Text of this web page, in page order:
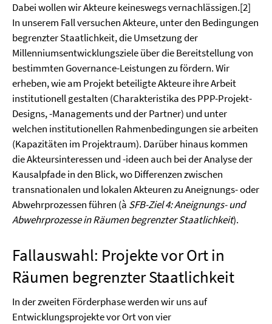
Dabei wollen wir Akteure keineswegs vernachlässigen.[2]
In unserem Fall versuchen Akteure, unter den Bedingungen
begrenzter Staatlichkeit, die Umsetzung der
Millenniumsentwicklungsziele über die Bereitstellung von
bestimmten Governance-Leistungen zu fördern. Wir
erheben, wie am Projekt beteiligte Akteure ihre Arbeit
institutionell gestalten (Charakteristika des PPP-Projekt-
Designs, -Manage­ments und der Partner) und unter
welchen institutionellen Rahmenbedingungen sie arbeiten
(Kapazitäten im Projektraum). Darüber hinaus kommen
die Akteurs­interessen und -ideen auch bei der Analyse der
Kausalpfade in den Blick, wo Differenzen zwischen
transnationalen und lokalen Akteuren zu Aneignungs- oder
Abwehrprozessen führen (à SFB-Ziel 4: Aneignungs- und
Abwehrprozesse in Räumen begrenzter Staatlichkeit).
Fallauswahl: Projekte vor Ort in
Räumen begrenzter Staatlichkeit
In der zweiten Förderphase werden wir uns auf
Entwicklungsprojekte vor Ort von vier